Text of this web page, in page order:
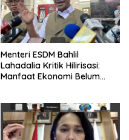
Menteri ESDM Bahlil
Lahadalia Kritik Hilirisasi:
Manfaat Ekonomi Belum